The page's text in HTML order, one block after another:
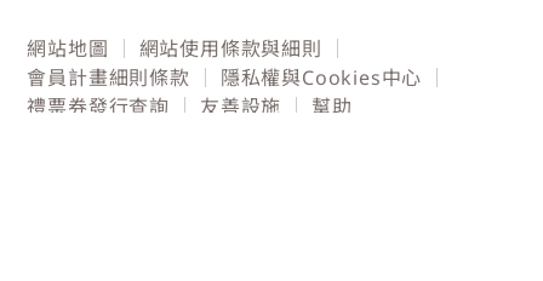
網站地圖
網站使用條款與細則
會員計畫細則條款
隱私權與Cookies中心
禮票券發行查詢
友善設施 幫助